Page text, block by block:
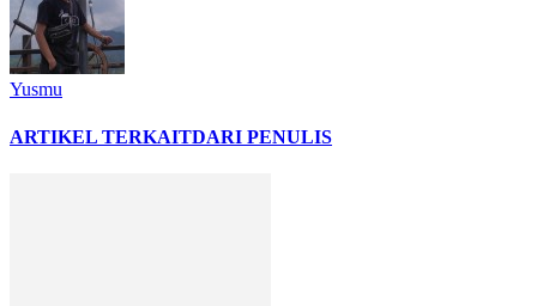
Yusmu
ARTIKEL TERKAITDARI PENULIS